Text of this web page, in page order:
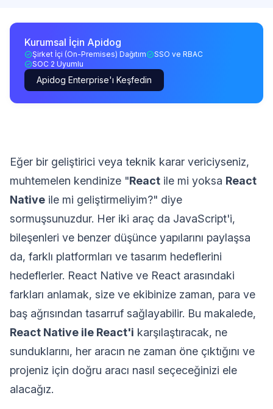
Kurumsal İçin Apidog
Şirket İçi (On-Premises) Dağıtım
SSO ve RBAC
SOC 2 Uyumlu
Apidog Enterprise'ı Keşfedin
Eğer bir geliştirici veya teknik karar vericiyseniz,
muhtemelen kendinize "React ile mi yoksa React
Native ile mi geliştirmeliyim?" diye
sormuşsunuzdur. Her iki araç da JavaScript'i,
bileşenleri ve benzer düşünce yapılarını paylaşsa
da, farklı platformları ve tasarım hedeflerini
hedeflerler. React Native ve React arasındaki
farkları anlamak, size ve ekibinize zaman, para ve
baş ağrısından tasarruf sağlayabilir. Bu makalede,
React Native ile React'i karşılaştıracak, ne
sunduklarını, her aracın ne zaman öne çıktığını ve
projeniz için doğru aracı nasıl seçeceğinizi ele
alacağız.